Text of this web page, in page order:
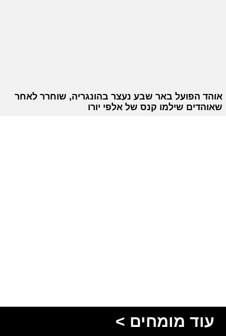
אוהד הפועל באר שבע נעצר בהונגריה, שוחרר לאחר
שאוהדים שילמו קנס של אלפי יורו
עוד מומחים >